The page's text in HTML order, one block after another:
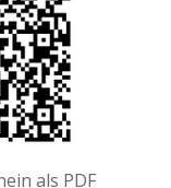
als PDF